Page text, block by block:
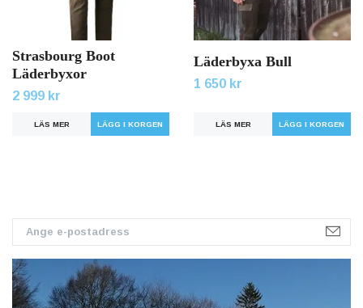
Strasbourg Boot
Läderbyxor
2 999 kr
LÄS MER LÄGG I KORGEN
Läderbyxa Bull
1 650 kr
LÄS MER LÄGG I KORGEN